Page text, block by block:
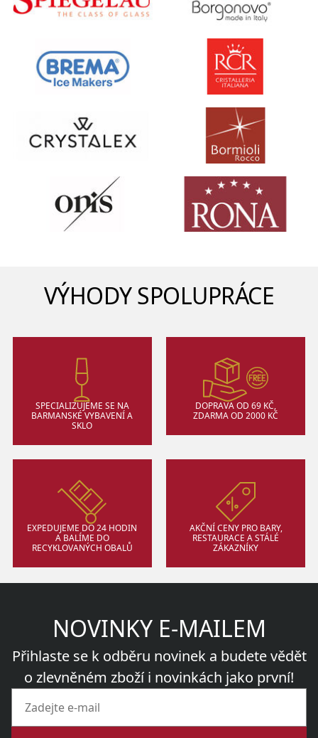
VÝHODY SPOLUPRÁCE
SPECIALIZUJEME SE NA
BARMANSKÉ VYBAVENÍ A
SKLO
DOPRAVA OD 69 KČ,
ZDARMA OD 2000 KČ
EXPEDUJEME DO 24 HODIN
A BALÍME DO
RECYKLOVANÝCH OBALŮ
AKČNÍ CENY PRO BARY,
RESTAURACE A STÁLÉ
ZÁKAZNÍKY
NOVINKY E-MAILEM
Přihlaste se k odběru novinek a budete vědět
o zlevněném zboží i novinkách jako první!